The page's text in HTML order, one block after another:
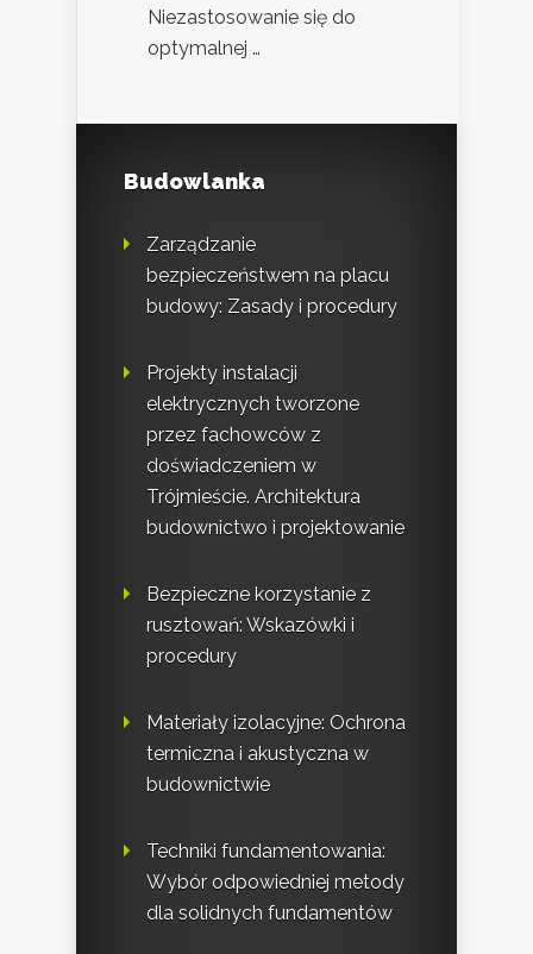
Niezastosowanie się do
optymalnej …
Budowlanka
Zarządzanie
bezpieczeństwem na placu
budowy: Zasady i procedury
Projekty instalacji
elektrycznych tworzone
przez fachowców z
doświadczeniem w
Trójmieście. Architektura
budownictwo i projektowanie
Bezpieczne korzystanie z
rusztowań: Wskazówki i
procedury
Materiały izolacyjne: Ochrona
termiczna i akustyczna w
budownictwie
Techniki fundamentowania:
Wybór odpowiedniej metody
dla solidnych fundamentów